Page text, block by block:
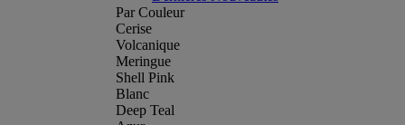
Par Couleur
Cerise
Volcanique
Meringue
Shell Pink
Blanc
Deep Teal